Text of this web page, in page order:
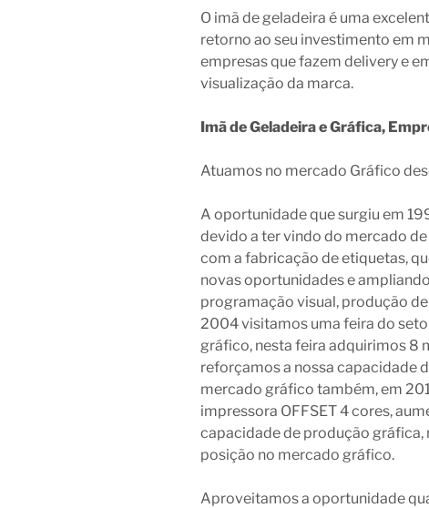
O imã de geladeira é uma
retorno ao seu investimento em
empresas que fazem delivery e
visualização da marca.
Imã de Geladeira e Gráfica,
Atuamos no mercado Gráfico
A oportunidade que surgiu em
devido a ter vindo do mercado
com a fabricação de etiquetas,
novas oportunidades e
programação visual, produção
2004 visitamos uma feira do
gráfico, nesta feira adquirimos 8
reforçamos a nossa capacidade
mercado gráfico também, em
impressora OFFSET 4 cores,
capacidade de produção gráfica,
posição no mercado gráfico.
Aproveitamos a oportunidade